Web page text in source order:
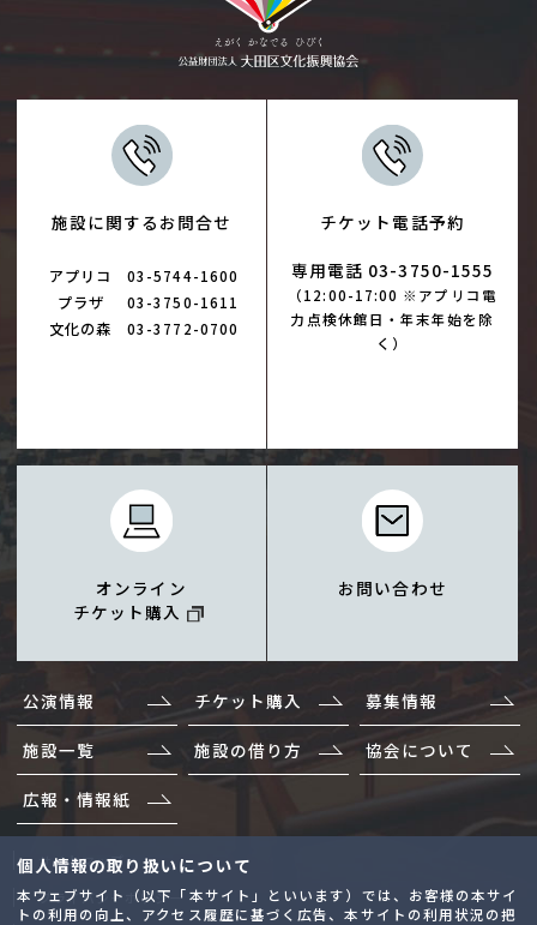
個人情報の取り扱いについて
本ウェブサイト（以下「本サイト」といいます）では、お客様の本サイ
トの利用の向上、アクセス履歴に基づく広告、本サイトの利用状況の把
施設に関するお問合せ
アプリコ 03-5744-1600
プラザ 03-3750-1611
文化の森 03-3772-0700
チケット電話予約
専用電話 03-3750-1555
（12:00-17:00 ※アプリコ電
力点検休館日・年末年始を除
く）
オンライン
チケット購入
お問い合わせ
公演情報 チケット購入 募集情報
施設一覧 施設の借り方 協会について
広報・情報紙
サイトマップ
プライバシーポリシー